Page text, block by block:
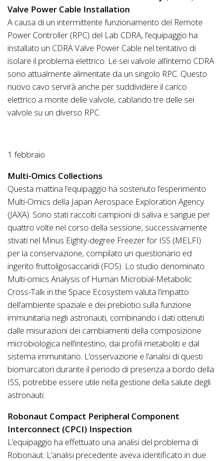
Valve Power Cable Installation
A causa di un intermittente funzionamento del Remote
Power Controller (RPC) del Lab CDRA, l’equipaggio ha
installato un CDRA Valve Power Cable nel tentativo di
isolare il problema elettrico. Le sei valvole all’interno CDRA
sono attualmente alimentate da un singolo RPC. Questo
nuovo cavo servirà anche per suddividere il carico
elettrico a monte delle valvole, cablando tre delle sei
valvole su un diverso RPC.
1 febbraio
Multi-Omics Collections
Questa mattina l’equipaggio ha sostenuto l’esperimento
Multi-Omics della Japan Aerospace Exploration Agency
(JAXA). Sono stati raccolti campioni di saliva e sangue per
quattro volte nel corso della sessione, successivamente
stivati nel Minus Eighty-degree Freezer for ISS (MELFI)
per la conservazione, compilato un questionario ed
ingerito fruttoligosaccaridi (FOS). Lo studio denominato
Multi-omics Analysis of Human Microbial-Metabolic
Cross-Talk in the Space Ecosystem valuta l’impatto
dell’ambiente spaziale e dei prebiotici sulla funzione
immunitaria negli astronauti, combinando i dati ottenuti
dalle misurazioni dei cambiamenti della composizione
microbiologica nell’intestino, dai profili metaboliti e dal
sistema immunitario. L’osservazione e l’analisi di questi
biomarcatori durante il periodo di presenza a bordo della
ISS, potrebbe essere utile nella gestione della salute degli
astronauti.
Robonaut Compact Peripheral Component
Interconnect (CPCI) Inspection
L’equipaggio ha effettuato una analisi del problema di
Robonaut. L’analisi precedente aveva identificato in due